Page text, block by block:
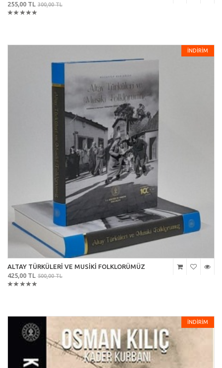
255,00 TL 300,00 TL
İNDİRİM
ALTAY TÜRKÜLERİ VE MUSİKİ FOLKLORÜMÜZ
425,00 TL 500,00 TL
İNDİRİM